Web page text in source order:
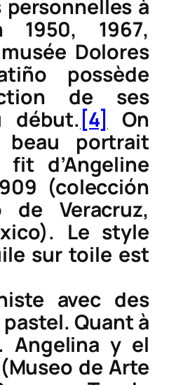
à
1950, 1967,
Dolores
possède
de ses
début. [4]
On
portrait
fit d’Angeline
(colección
de Veracruz,
Le style
sur toile est
avec des
Quant à
Angelina y el
(Museo de Arte